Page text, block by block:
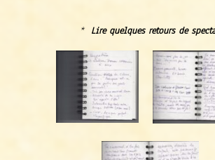
* Lire quelques retours de